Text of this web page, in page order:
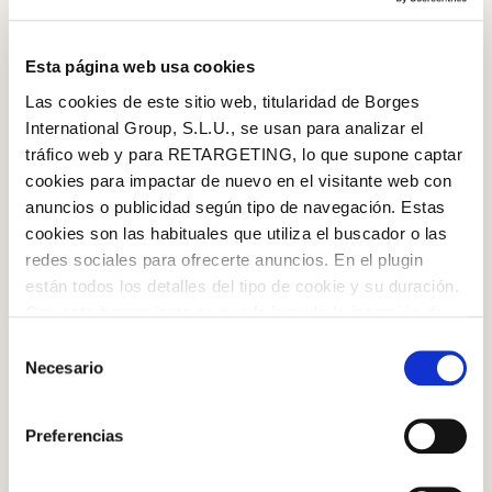
Esta página web usa cookies
Las cookies de este sitio web, titularidad de Borges
International Group, S.L.U., se usan para analizar el
tráfico web y para RETARGETING, lo que supone captar
cookies para impactar de nuevo en el visitante web con
anuncios o publicidad según tipo de navegación. Estas
cookies son las habituales que utiliza el buscador o las
redes sociales para ofrecerte anuncios. En el plugin
están todos los detalles del tipo de cookie y su duración.
la web aparece cómo evitar las cookies en el navegador.
Si se desea ver otra vez esta notificación navegar en
privado y aparecerá de nuevo. Le informamos que aún
no habiendo aceptado las cookies de analytics, Google
Necesario
Preferencias
Log in with Google